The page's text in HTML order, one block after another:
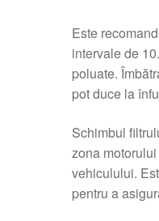
Este
intervale de
poluate.
pot duce la
Schimbul
zona
vehiculului.
pentru a